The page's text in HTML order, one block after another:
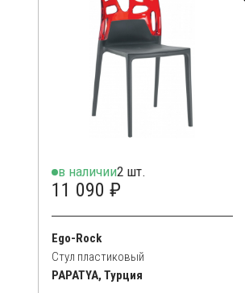
в наличии2 шт.
11 090 ₽
Ego-Rock
Стул пластиковый
PAPATYA, Турция